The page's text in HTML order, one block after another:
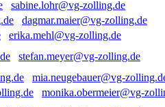
sabine.lohr@vg-zolling.de
dagmar.maier@vg-zolling.de
erika.mehl@vg-zolling.de
stefan.meyer@vg-zolling.de
mia.neugebauer@vg-
monika.obermeier@vg-